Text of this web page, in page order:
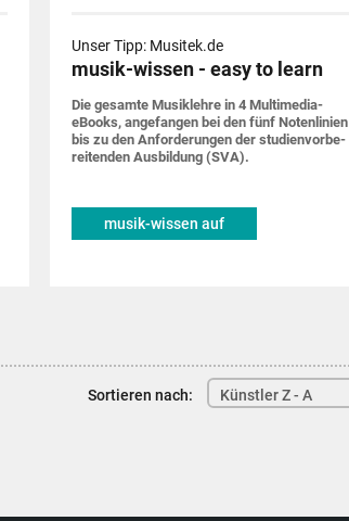
Unser Tipp: Musitek.de
musik-wissen - easy to learn
Die gesamte Musik­lehre in 4 Multimedia-
eBooks, ange­fangen bei den fünf Noten­linien
bis zu den Anforde­rungen der studien­vorbe­
rei­tenden Ausbildung (SVA).
musik-wissen auf
Sortieren nach: Künstler Z - A